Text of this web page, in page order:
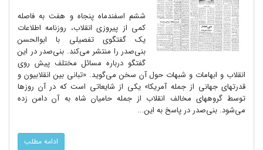
ششم اسفندماه پنجاه و هفت به فاصله
کمی از پیروزی انقلاب، روزنامه اطلاعات
یک گفتگوی تفصیلی با ابوالحسن
بنی‌صدر را منتشر می‌کند. بنی‌صدر در این
گفتگو درباره مسائل مختلف پیش روی
انقلاب و ابهامات و شبهات حول آن سخن می‌گوید. «تبانی بین انقلابیون و
قدرتهای جهانی از جمله آمریکا» یکی از شایعاتی است که در آن روزها
توسط گروههای مخالف انقلاب از جمله حامیان شاه به آن دامن زده
می‌شود. بنی‌صدر در پاسخ به این...
ادامه مطلب